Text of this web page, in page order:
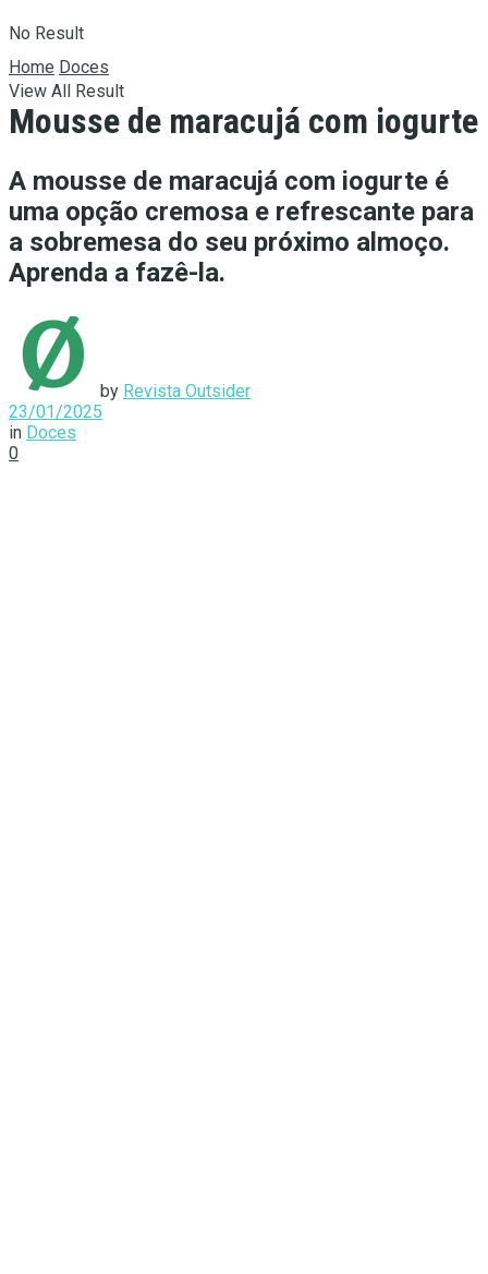
No Result
View All Result
Home Doces
Mousse de maracujá com iogurte
A mousse de maracujá com iogurte é
uma opção cremosa e refrescante para
a sobremesa do seu próximo almoço.
Aprenda a fazê-la.
by Revista Outsider
23/01/2025
in Doces
0